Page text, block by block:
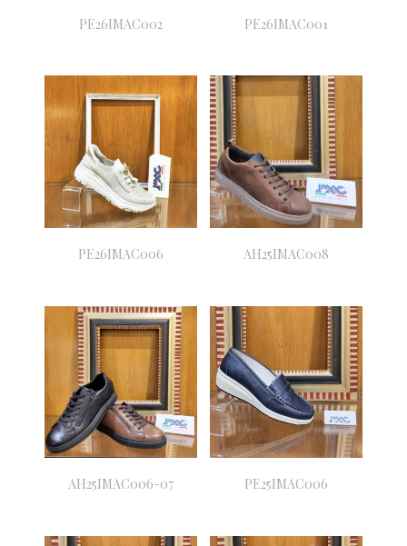
PE26IMAC002 PE26IMAC001
PE26IMAC006 AH25IMAC008
AH25IMAC006-07 PE25IMAC006